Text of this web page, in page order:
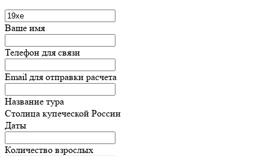
Ваше имя
Телефон для связи
Email для отправки расчета
Название тура
Столица купеческой России
Даты
Количество взрослых